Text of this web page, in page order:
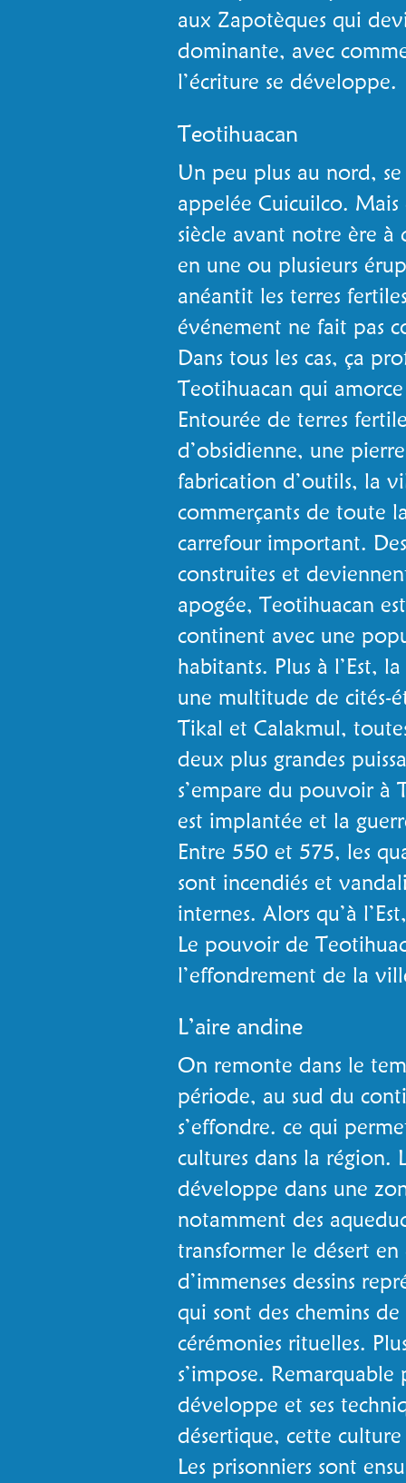
aux Zapotèques qui
dominante, avec
l’écriture se développe.
Teotihuacan
Un peu plus au nord,
appelée Cuicuilco.
siècle avant notre ère
en une ou plusieurs
anéantit les terres
événement ne fait pas
Dans tous les cas, ça
Teotihuacan qui
Entourée de terres
d’obsidienne, une
fabrication d’outils, la
commerçants de toute
carrefour important.
construites et
apogée, Teotihuacan
continent avec une
habitants. Plus à l’Est,
une multitude de cités-
Tikal et Calakmul,
deux plus grandes
s’empare du pouvoir à
est implantée et la
Entre 550 et 575, les
sont incendiés et
internes. Alors qu’à
Le pouvoir de
l’effondrement de la
L’aire andine
On remonte dans le
période, au sud du
s’effondre. ce qui
cultures dans la région.
développe dans une
notamment des
transformer le désert
d’immenses dessins
qui sont des chemins
cérémonies rituelles.
s’impose.
développe et ses
désertique, cette
Les prisonniers sont